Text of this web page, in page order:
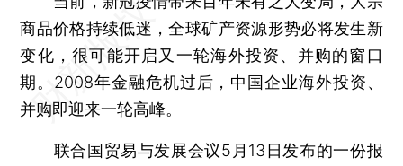
商品价格持续低迷，全球矿产资源形势必将发生新
变化，很可能开启又一轮海外投资、并购的窗口
期。2008年金融危机过后，中国企业海外投资、
并购即迎来一轮高峰。
联合国贸易与发展会议5月13日发布的一份报